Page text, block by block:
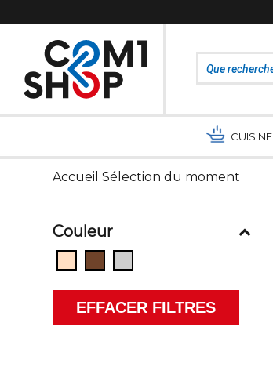
CUISINE
Accueil Sélection du moment
Couleur
EFFACER FILTRES